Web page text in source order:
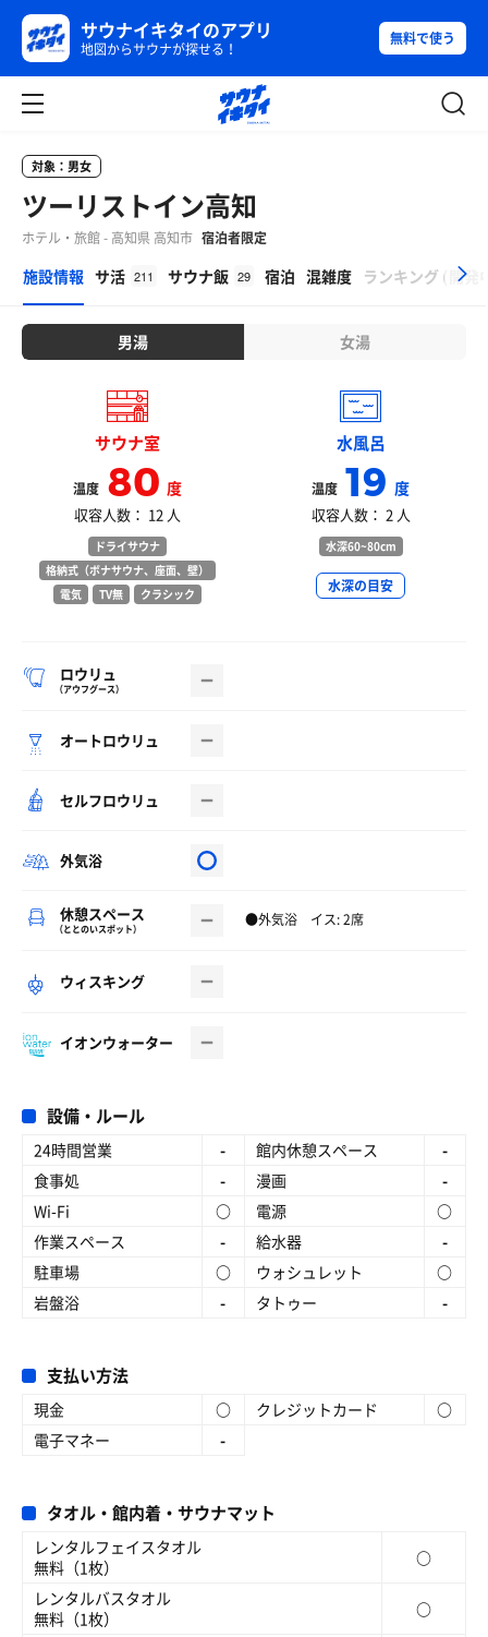
サウナイキタイのアプリ
地図からサウナが探せる！
無料で使う
対象：男女
ツーリストイン高知
ホテル・旅館 - 高知県 高知市 宿泊者限定
施設情報 サ活 211 サウナ飯 29 宿泊 混雑度 ランキング ( 開発
男湯 女湯
サウナ室
温度 80度
収容人数： 12 人
ドライサウナ
格納式（ボナサウナ、座面、壁）
電気
TV無 クラシック
水風呂
温度 19度
収容人数： 2 人
水深60~80cm
水深の目安
ロウリュ
（アウフグース）
オートロウリュ
セルフロウリュ
外気浴
休憩スペース
（ととのいスポット） ●外気浴 イス: 2席
ウィスキング
イオンウォーター
設備・ルール
24時間営業 - 館内休憩スペース
-
食事処
- 漫画
-
Wi-Fi
○ 電源
○
作業スペース
- 給水器
-
駐車場
○ ウォシュレット
○
岩盤浴
- タトゥー -
支払い方法
現金 ○ クレジットカード
○
電子マネー
-
タオル・館内着・サウナマット
レンタルフェイスタオル
無料（1枚）
○
レンタルバスタオル
無料（1枚）
○